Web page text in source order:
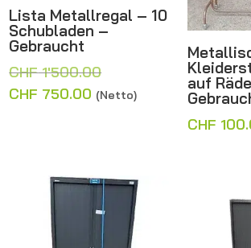
Lista Metallregal – 10
Schubladen –
Gebraucht
CHF1'500.00Ursprünglicher
Preis
CHF 1'500.00
CHF 750.00 Aktueller
(Netto)
auf
CHF